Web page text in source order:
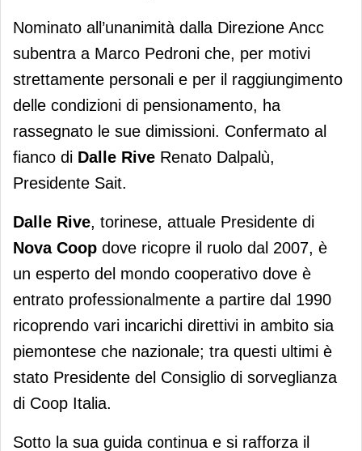
Nominato all’unanimità dalla Direzione Ancc
subentra a Marco Pedroni che, per motivi
strettamente personali e per il raggiungimento
delle condizioni di pensionamento, ha
rassegnato le sue dimissioni. Confermato al
fianco di Dalle Rive Renato Dalpalù,
Presidente Sait.
Dalle Rive, torinese, attuale Presidente di
Nova Coop dove ricopre il ruolo dal 2007, è
un esperto del mondo cooperativo dove è
entrato professionalmente a partire dal 1990
ricoprendo vari incarichi direttivi in ambito sia
piemontese che nazionale; tra questi ultimi è
stato Presidente del Consiglio di sorveglianza
di Coop Italia.
Sotto la sua guida continua e si rafforza il